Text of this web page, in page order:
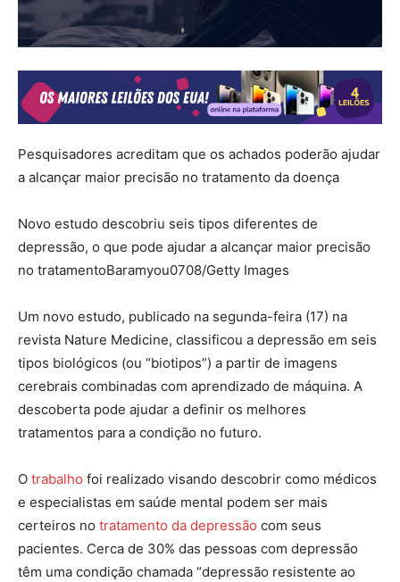
Pesquisadores acreditam que os achados poderão ajudar
a alcançar maior precisão no tratamento da doença
Novo estudo descobriu seis tipos diferentes de
depressão, o que pode ajudar a alcançar maior precisão
no tratamentoBaramyou0708/Getty Images
Um novo estudo, publicado na segunda-feira (17) na
revista Nature Medicine, classificou a depressão em seis
tipos biológicos (ou “biotipos”) a partir de imagens
cerebrais combinadas com aprendizado de máquina. A
descoberta pode ajudar a definir os melhores
tratamentos para a condição no futuro.
O trabalho foi realizado visando descobrir como médicos
e especialistas em saúde mental podem ser mais
certeiros no tratamento da depressão com seus
pacientes. Cerca de 30% das pessoas com depressão
têm uma condição chamada “depressão resistente ao